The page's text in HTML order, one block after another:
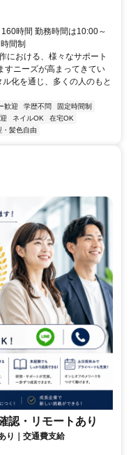
時間 勤務時間は10:00～
間制
における、様々なサポート
すニーズが高まってきてい
化を通じ、多くの人のもと
歓迎 学歴不問
固定時間制
ネイルOK
在宅OK
・髪色自由
認・リモートあり
り｜交通費支給